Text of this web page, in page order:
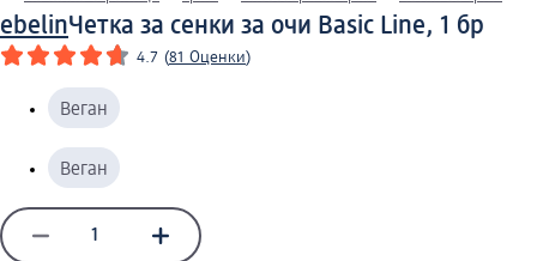
ebelinЧетка за сенки за очи Basic Line, 1 бр
4.7 (81 Оценки)
Веган
Веган